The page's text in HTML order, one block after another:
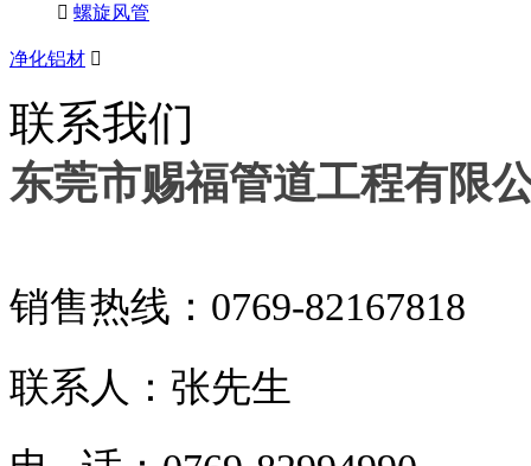
 螺旋风管
净化铝材 
联系我们
东莞市赐福管道工程有限
销售热线： 0769-82167818
联系人：张先生